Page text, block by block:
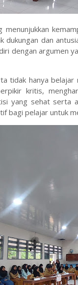
menunjukkan
dukungan dan
dengan argumen
tidak hanya
kritis,
yang sehat serta
bagi pelajar untuk